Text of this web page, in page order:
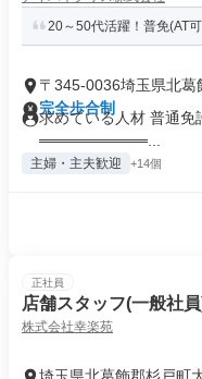
20～50代活躍！普免(AT
〒345-0036埼玉県北葛
完全歩合制
求めている人材 普通免
══════════...
主婦・主夫歓迎 +14個
正社員
店舗スタッフ(一般社
株式会社幸楽苑